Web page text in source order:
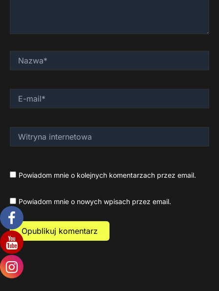
mail*
internetowa
Powiadom mnie o kolejnych komentarzach przez email.
Powiadom mnie o nowych wpisach przez email.